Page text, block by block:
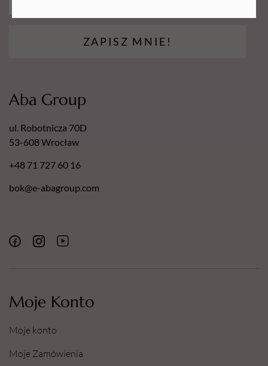
ZAPISZ MNIE!
Moje Konto
Moje konto
Moje Zamówienia
Aba Group
ul. Robotnicza 70D
53-608 Wrocław
+48 71 727 60 16
bok@e-abagroup.com